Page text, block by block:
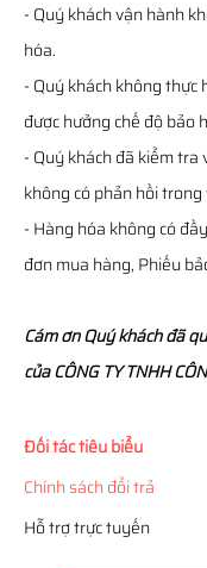
- Quý khách vận hành
hóa.
- Quý khách không thực
được hưởng chế độ bảo
- Quý khách đã kiểm
không có phản hồi
- Hàng hóa không có
đơn mua hàng, Phiếu
Cám ơn Quý khách đã
của CÔNG TY TNHH
Đối tác tiêu biểu
Chính sách đổi trả
Hỗ trợ trực tuyến